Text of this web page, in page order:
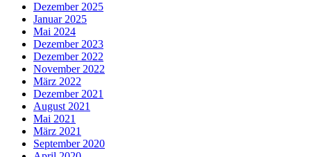
Dezember 2025
Januar 2025
Mai 2024
Dezember 2023
Dezember 2022
November 2022
März 2022
Dezember 2021
August 2021
Mai 2021
März 2021
September 2020